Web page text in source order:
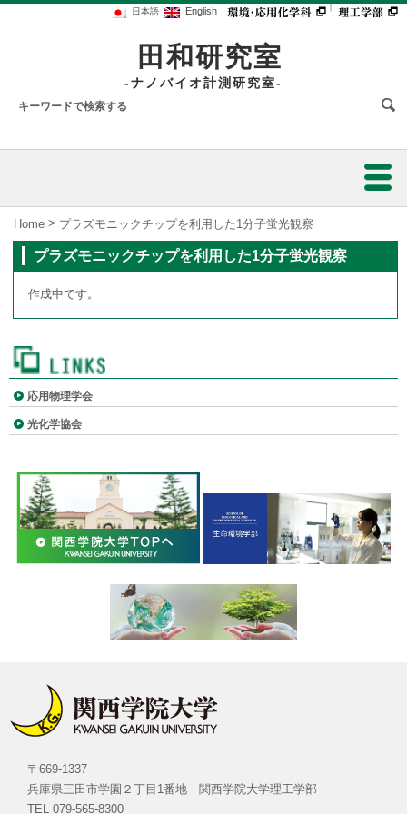
日本語 English ｜
田和研究室
-ナノバイオ計測研究室-
ホーム
研究紹介
プラズモニックチップを利用した1分子蛍光観察
アクセス
Home > プラズモニックチップを利用した1分子蛍光観察
プラズモニックチップを利用した1分子蛍光観察
作成中です。
応用物理学会
光化学協会
〒669-1337
兵庫県三田市学園２丁目1番地 関西学院大学理工学部
TEL 079-565-8300